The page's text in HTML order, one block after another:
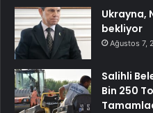
Ukrayna,
bekliyor
Ağustos 7,
Salihli
Bin 250